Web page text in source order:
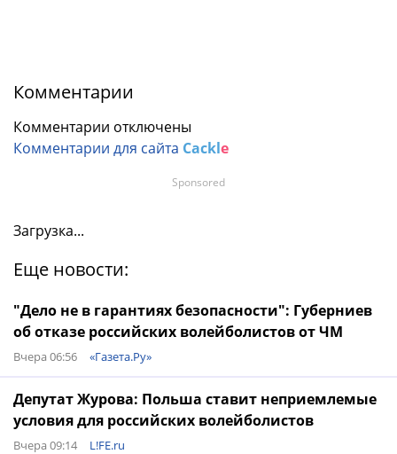
Комментарии
Комментарии отключены
Комментарии для сайта Cackle
Загрузка...
Еще новости:
"Дело не в гарантиях безопасности": Губерниев
об отказе российских волейболистов от ЧМ
Вчера 06:56 «Газета.Ру»
Депутат Журова: Польша ставит неприемлемые
условия для российских волейболистов
Вчера 09:14 L!FE.ru
Sponsored